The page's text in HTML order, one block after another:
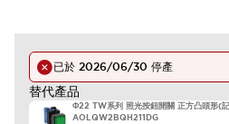
已於 2026/06/30 停產
替代產品
Φ22 TW系列 照光按鈕開關 正方凸頭形(
AOLQW2BQH211DG